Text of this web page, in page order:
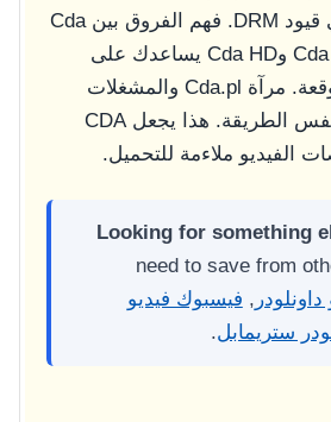
إلى 1080p، دون أي قيود DRM. فهم الفروق بين Cda
Player وCda Premium وCda HD يساعدك على
معرفة الجودة المتوقعة. مرآة Cda.pl والمشغلات
المضمنة تتصرف بنفس الطريقة. هذا يجعل CDA
الفيديو ملاءمة للتحميل.
Looking for something
need to save from
, فيسبوك فيديو
ستريمابل.